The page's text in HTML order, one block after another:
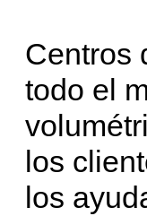
Centros
todo el
los
los